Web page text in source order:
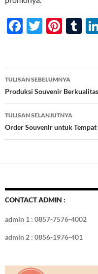
F
b
o
o
k
T
er
Pi
es
t
T
bl
r
Navigasi
Tulisan
TULISAN SEBELUMNYA
Produksi Souvenir
TULISAN SELANJUTNYA
Order Souvenir untuk
CONTACT ADMIN :
admin 1 : 0857-7576-4002
admin 2 : 0856-1976-401